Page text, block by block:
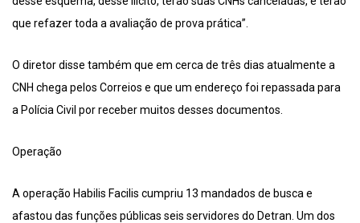
que refazer toda a avaliação de prova prática”.
O diretor disse também que em cerca de três dias atualmente a
CNH chega pelos Correios e que um endereço foi repassada para
a Polícia Civil por receber muitos desses documentos.
Operação
A operação Habilis Facilis cumpriu 13 mandados de busca e
afastou das funções públicas seis servidores do Detran. Um dos